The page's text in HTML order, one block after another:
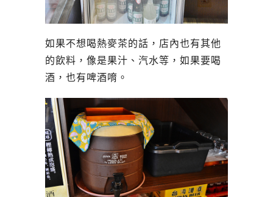
如果不想喝熱麥茶的話，店內也有其他
的飲料，像是果汁、汽水等，如果要喝
酒，也有啤酒唷。